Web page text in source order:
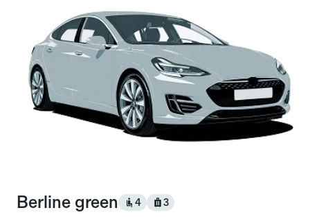
Berline green 4 3